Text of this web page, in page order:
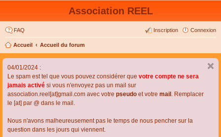
Association REEL
FAQ Connexion
Inscription
Accueil Accueil du forum
04/01/2024 :
Le spam est tel que vous pouvez considérer que votre compte ne sera
jamais activé si vous n'envoyez pas un mail sur
association.reel[at]gmail.com avec votre pseudo et votre mail . Remplacer
le [at] par @ dans le mail.
Nous n'avons malheureusement pas le temps de nous pencher sur la
question dans les jours qui viennent.